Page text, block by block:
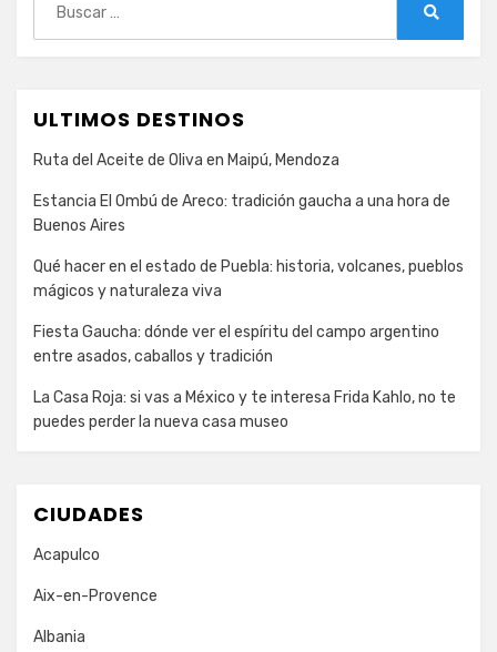
ULTIMOS DESTINOS
Ruta del Aceite de Oliva en Maipú, Mendoza
Estancia El Ombú de Areco: tradición gaucha a una hora de
Buenos Aires
Qué hacer en el estado de Puebla: historia, volcanes, pueblos
mágicos y naturaleza viva
Fiesta Gaucha: dónde ver el espíritu del campo argentino
entre asados, caballos y tradición
La Casa Roja: si vas a México y te interesa Frida Kahlo, no te
puedes perder la nueva casa museo
CIUDADES
Acapulco
Aix-en-Provence
Albania